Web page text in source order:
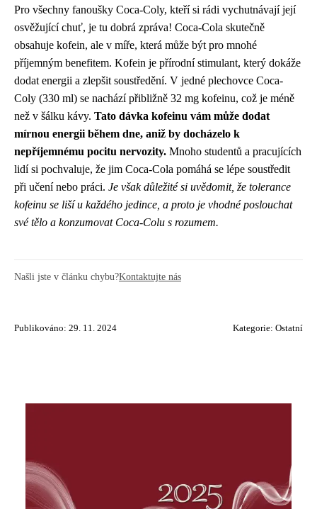
Pro všechny fanoušky Coca-Coly, kteří si rádi vychutnávají její
osvěžující chuť, je tu dobrá zpráva! Coca-Cola skutečně
obsahuje kofein, ale v míře, která může být pro mnohé
příjemným benefitem. Kofein je přírodní stimulant, který dokáže
dodat energii a zlepšit soustředění. V jedné plechovce Coca-
Coly (330 ml) se nachází přibližně 32 mg kofeinu, což je méně
než v šálku kávy. Tato dávka kofeinu vám může dodat
mírnou energii během dne, aniž by docházelo k
nepříjemnému pocitu nervozity. Mnoho studentů a pracujících
lidí si pochvaluje, že jim Coca-Cola pomáhá se lépe soustředit
při učení nebo práci. Je však důležité si uvědomit, že tolerance
kofeinu se liší u každého jedince, a proto je vhodné poslouchat
své tělo a konzumovat Coca-Colu s rozumem.
Našli jste v článku chybu?Kontaktujte nás
Publikováno: 29. 11. 2024 Kategorie: Ostatní